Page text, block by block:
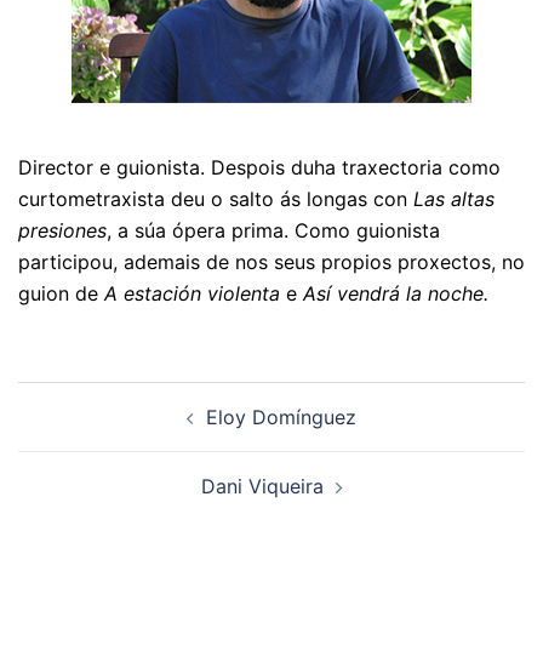
Director e guionista. Despois duha traxectoria como
curtometraxista deu o salto ás longas con Las altas
presiones, a súa ópera prima. Como guionista
participou, ademais de nos seus propios proxectos, no
guion deA estación violenta eAsí vendrá la noche.
Eloy Domínguez
Dani Viqueira